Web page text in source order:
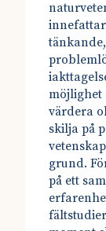
möjlighet
värdera
skilja på
grund.
på ett